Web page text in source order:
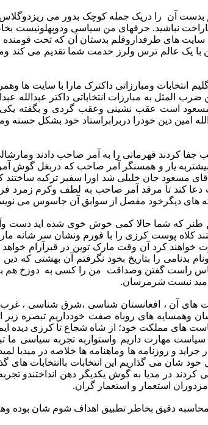
بدست آن را دریک جمله کوچک بدور می
نباشید. حرفهای من سیاسی ودوپهلونیست
های طرفداروقلم بدستان آن که تحت قومنده
با یک عالم ترس ولرز خدمت شما تقدیم می کند
انتخابات ومبارزاتی داکترک مارا با سایت ها
به مبارزات انتخاباتی داکتر عبدالله
است عقب نشینی وعقب گردی و بگفته
دین خودرا دربرابراستاد خود بشکل حسنه
کردند قهرمانی را به آمر صاحب دادند
یار و همسنگر آمر صاحب که دربغل گوش آمر
مسعود جان خلیلی شد اورا سفیر ترکیه ساختند که
کند تا مرقد آمر صاحب به لطف وکرم زمرد
نوشته های دیگرخود مفصل از سوابق آن جاسوس می
طنز که شما حالا کمی خوش خوی شده اید دست
کلاه پوست کرزی را با فورم ونشان سر شانه
کرد آن وقت مارک توین در قبرآرام
بدنامی را بتاریخ بخود نگرفتم آن بهشتی که
پاس راست گفتن وصداقت
من را کسی به دوزخ هم
امید نیست شرمرسان.
های آن ، افغانستان شناسی ،شرق شناسی ،
وهمسایه های روباه صفت خودداریم تبصره زیر
های مملکت خود؛ از شاه شجاع تا کرزی دیده ایم
مهارت داریم واستواربه تجربه سیاسی ما
و روزنامه ها وماهنامه ها خلاصه در میدیا
شان می گذاریم این انتخابات باانتخابات های
در مدیا به گوش یکدیگر دهن انداختندو
استعمار و استعمار گران.
دقیق بخاطر تطبیق اهداف شوم شان بوده